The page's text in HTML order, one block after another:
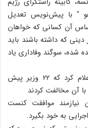
" با پیش‌نویس تعدیل
آن کسانی که خواهان
که داشته باشند باید
شده، سوگند وفاداری یاد
دفتر نخست وزیری رژیم صهیونیستی اعلام کرد که ۲۲ وزیر پیش
آن مخالفت کردند
نیازمند موافقت کنست
به خود بگیرد.